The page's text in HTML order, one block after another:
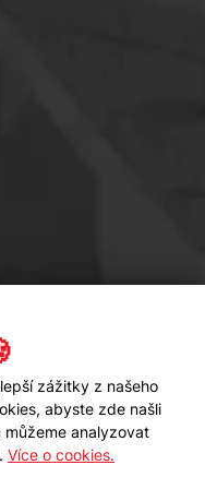
nás
zážitky z našeho
abyste zde našli
můžeme analyzovat
Více o cookies.